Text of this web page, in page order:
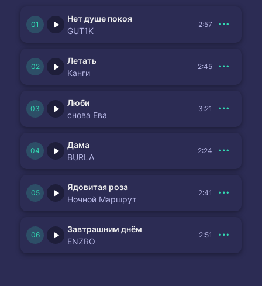
Нет душе покоя
GUT1K
2:57
Летать
Канги
2:45
Люби
снова Ева
3:21
Дама
BURLA
2:24
Ядовитая роза
Ночной Маршрут
2:41
Завтрашним днём
ENZRO
2:51